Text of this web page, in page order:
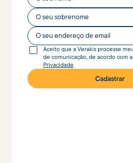
O seu nome
O seu endereço de email
Aceito que a Verakis processe
de comunicação, de acordo com a
Privacidade